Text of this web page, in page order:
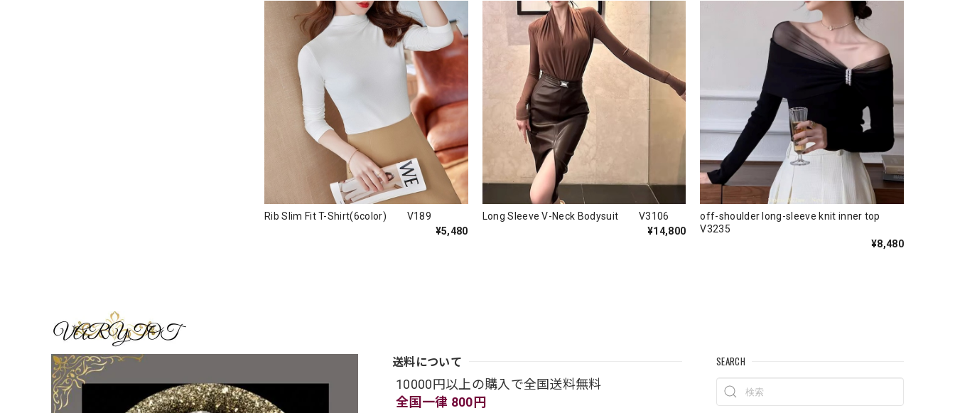
Rib Slim Fit T-Shirt(6color) V189
¥5,480
Long Sleeve V-Neck Bodysuit V3106
¥14,800
off-shoulder long-sleeve knit inner top
V3235
¥8,480
送料について
10000円以上の購入で全国送料無料
全国一律 800円
SEARCH